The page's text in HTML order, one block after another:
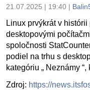
21.07.2025 | 19:40 |
Linux prvýkrát v
desktopovými
spoločnosti
podiel na trhu s
kategóriu „ Neznámy
Zdroj: https://